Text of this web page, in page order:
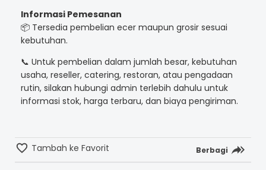
Informasi Pemesanan
📦 Tersedia pembelian ecer maupun grosir sesuai
kebutuhan.
📞 Untuk pembelian dalam jumlah besar, kebutuhan
usaha, reseller, catering, restoran, atau pengadaan
rutin, silakan hubungi admin terlebih dahulu untuk
informasi stok, harga terbaru, dan biaya pengiriman.
Tambah ke Favorit Berbagi